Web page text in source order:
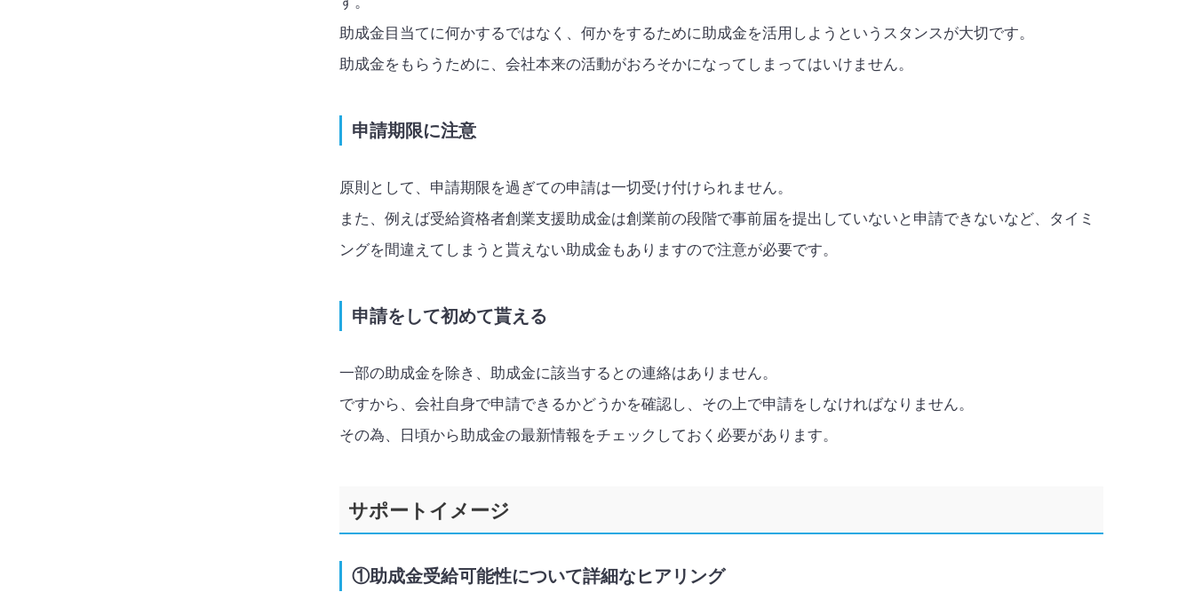
助成金目当てに何かするではなく、何かをするために助成金を活用しようというスタンスが大切です。
助成金をもらうために、会社本来の活動がおろそかになってしまってはいけません。
申請期限に注意
原則として、申請期限を過ぎての申請は一切受け付けられません。
また、例えば受給資格者創業支援助成金は創業前の段階で事前届を提出していないと申請できないなど、タイミ
ングを間違えてしまうと貰えない助成金もありますので注意が必要です。
申請をして初めて貰える
一部の助成金を除き、助成金に該当するとの連絡はありません。
ですから、会社自身で申請できるかどうかを確認し、その上で申請をしなければなりません。
その為、日頃から助成金の最新情報をチェックしておく必要があります。
サポートイメージ
①助成金受給可能性について詳細なヒアリング